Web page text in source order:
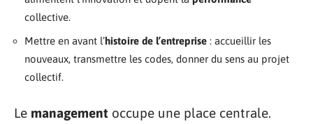
collective.
Mettre en avant l’histoire de l’entreprise : accueillir les
nouveaux, transmettre les codes, donner du sens au projet
collectif.
Le management occupe une place centrale.